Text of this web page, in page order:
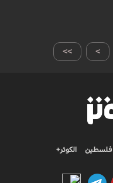
>> >
فلسطين الكوثر+